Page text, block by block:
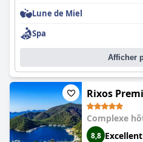
très professionnel, amical et
comme des célébrités. Le spa, la
bien équipés et bien entretenus,
la détente des clients. Bien que
aient été signalés, les services
luxueuse de l'hôtel sont
Lune de Miel
Spa
Afficher
Rixos
Complexe
8,8 Excellent